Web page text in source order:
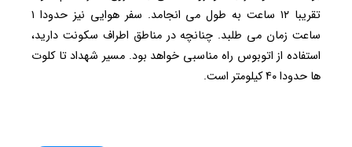
تقریبا ۱۲ ساعت به طول می انجامد. سفر هوایی نیز حدودا ۱
ساعت زمان می طلبد. چنانچه در مناطق اطراف سکونت دارید،
استفاده از اتوبوس راه مناسبی خواهد بود. مسیر شهداد تا کلوت
ها حدودا ۴۰ کیلومتر است.